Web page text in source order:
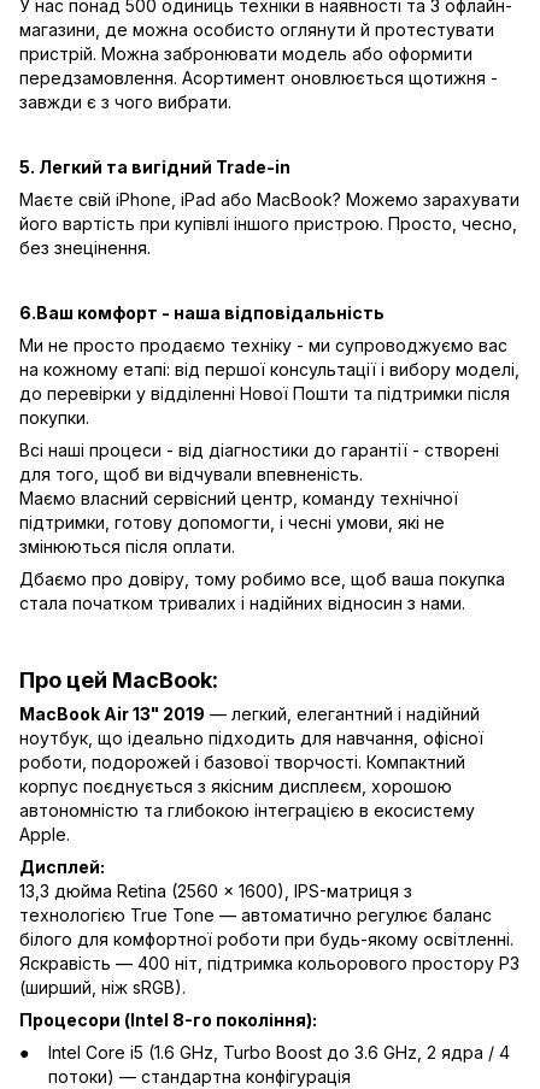
У нас понад 500 одиниць техніки в наявності та 3 офлайн-
магазини, де можна особисто оглянути й протестувати
пристрій. Можна забронювати модель або оформити
передзамовлення. Асортимент оновлюється щотижня -
завжди є з чого вибрати.
5. Легкий та вигідний Trade-in
Маєте свій iPhone, iPad або MacBook? Можемо зарахувати
його вартість при купівлі іншого пристрою. Просто, чесно,
без знецінення.
6.Ваш комфорт - наша відповідальність
Ми не просто продаємо техніку - ми супроводжуємо вас
на кожному етапі: від першої консультації і вибору моделі,
до перевірки у відділенні Нової Пошти та підтримки після
покупки.
Всі наші процеси - від діагностики до гарантії - створені
для того, щоб ви відчували впевненість.
Маємо власний сервісний центр, команду технічної
підтримки, готову допомогти, і чесні умови, які не
змінюються після оплати.
Дбаємо про довіру, тому робимо все, щоб ваша покупка
стала початком тривалих і надійних відносин з нами.
Про цей MacBook:
MacBook Air 13" 2019 — легкий, елегантний і надійний
ноутбук, що ідеально підходить для навчання, офісної
роботи, подорожей і базової творчості. Компактний
корпус поєднується з якісним дисплеєм, хорошою
автономністю та глибокою інтеграцією в екосистему
Apple.
Дисплей:
13,3 дюйма Retina (2560 × 1600), IPS-матриця з
технологією True Tone — автоматично регулює баланс
білого для комфортної роботи при будь-якому освітленні.
Яскравість — 400 ніт, підтримка кольорового простору P3
(ширший, ніж sRGB).
Процесори (Intel 8-го покоління):
Intel Core i5 (1.6 GHz, Turbo Boost до 3.6 GHz, 2 ядра / 4
потоки) — стандартна конфігурація